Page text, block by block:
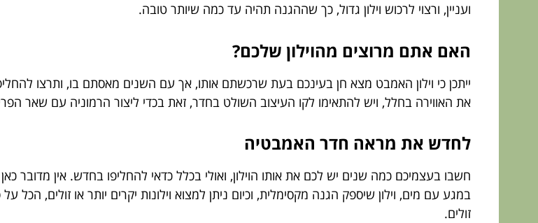
ועניין, ורצוי לרכוש וילון גדול, כך שההגנה תהיה עד כמה שיותר טובה.
האם אתם מרוצים מהוילון שלכם?
ייתכן כי וילון האמבט מצא חן בעינכם בעת שרכשתם אותו, אך עם השנים מאסתם בו, ותרצו
את האווירה בחלל, ויש להתאימו לקו העיצוב השולט בחדר, זאת בכדי ליצור הרמוניה עם שאר
לחדש את מראה חדר האמבטיה
חשבו בעצמיכם כמה שנים יש לכם את אותו הוילון, ואולי בכלל כדאי להחליפו בחדש. אין מדובר
במגע עם מים, וילון שיספק הגנה מקסימלית, וכיום ניתן למצוא וילונות יקרים יותר או זולים,
זולים.